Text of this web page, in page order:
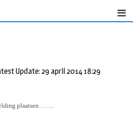
Update: 29 april 2014 18:29
plaatsen……..